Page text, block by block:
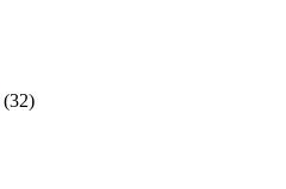
(32)